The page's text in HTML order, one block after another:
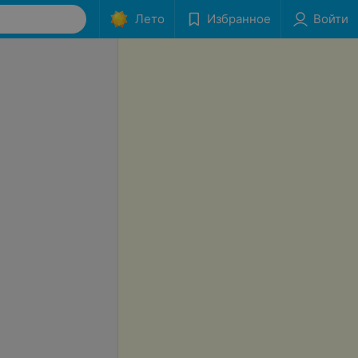
Лето Избранное Войти